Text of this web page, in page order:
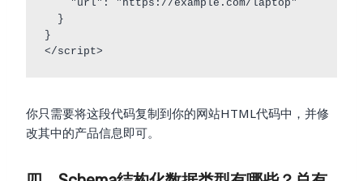
}
你只需要将这段代码复制到你的网站HTML代码中，并修
改其中的产品信息即可。